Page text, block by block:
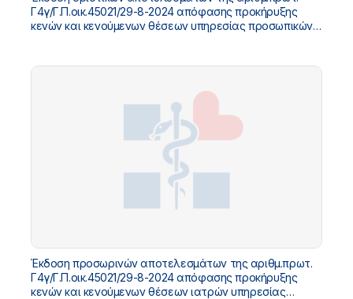
Γ4γ/Γ.Π.οικ.45021/29-8-2024 απόφασης προκήρυξης
κενών και κενούμενων θέσεων υπηρεσίας προσωπικών
Έκδοση προσωρινών αποτελεσμάτων της αριθμ.πρωτ.
Γ4γ/Γ.Π.οικ.45021/29-8-2024 απόφασης προκήρυξης
κενών και κενούμενων θέσεων ιατρών υπηρεσίας